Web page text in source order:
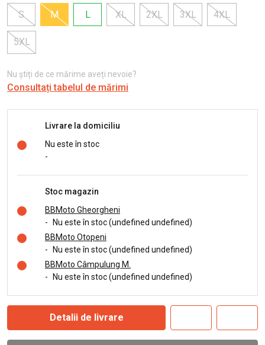
S
M L XL 2XL 3XL 4XL
5XL
Nu știți de ce mărime aveți nevoie?
Consultați tabelul de mărimi
Livrare la domiciliu
Nu este în stoc
-
Stoc magazin
BBMoto Gheorgheni
-
Nu este în stoc (undefined undefined)
BBMoto Otopeni
-
Nu este în stoc (undefined undefined)
BBMoto Câmpulung M.
-
Nu este în stoc (undefined undefined)
Detalii de livrare